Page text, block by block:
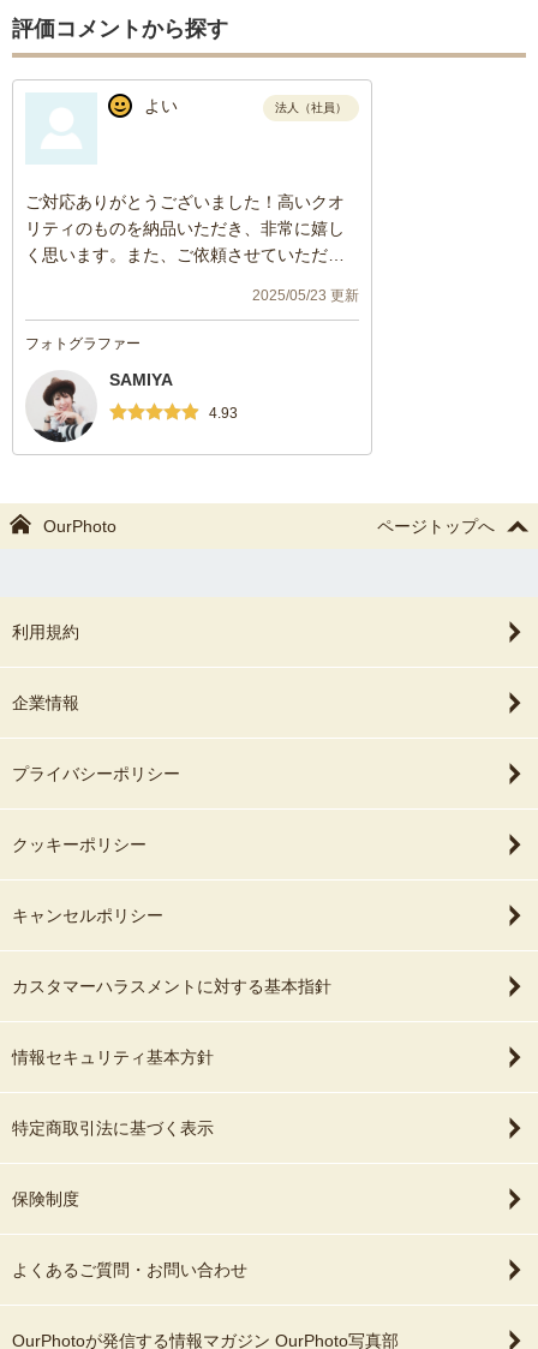
評価コメントから探す
よい 法人（社員）
ご対応ありがとうございました！高いクオ
リティのものを納品いただき、非常に嬉し
く思います。また、ご依頼させていただけ
2025/05/23 更新
フォトグラファー
SAMIYA
4.93
OurPhoto ページトップへ
利用規約
企業情報
プライバシーポリシー
クッキーポリシー
キャンセルポリシー
カスタマーハラスメントに対する基本指針
情報セキュリティ基本方針
特定商取引法に基づく表示
保険制度
よくあるご質問・お問い合わせ
OurPhotoが発信する情報マガジン OurPhoto写真部